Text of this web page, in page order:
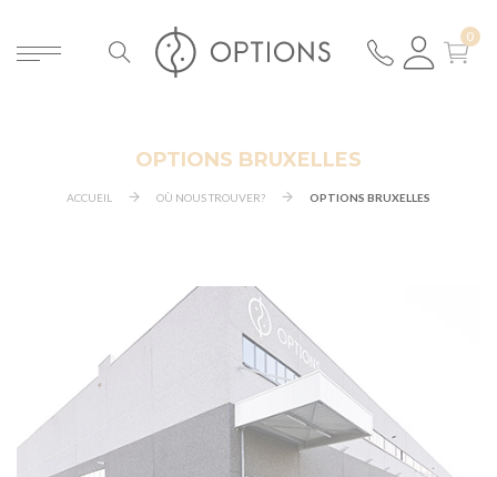
OPTIONS BRUXELLES
ACCUEIL OÙ NOUS TROUVER? OPTIONS BRUXELLES